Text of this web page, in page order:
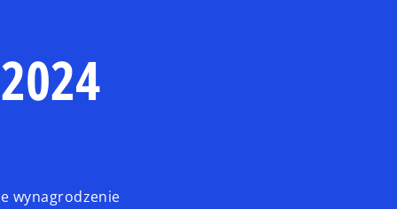
wynagrodzenie